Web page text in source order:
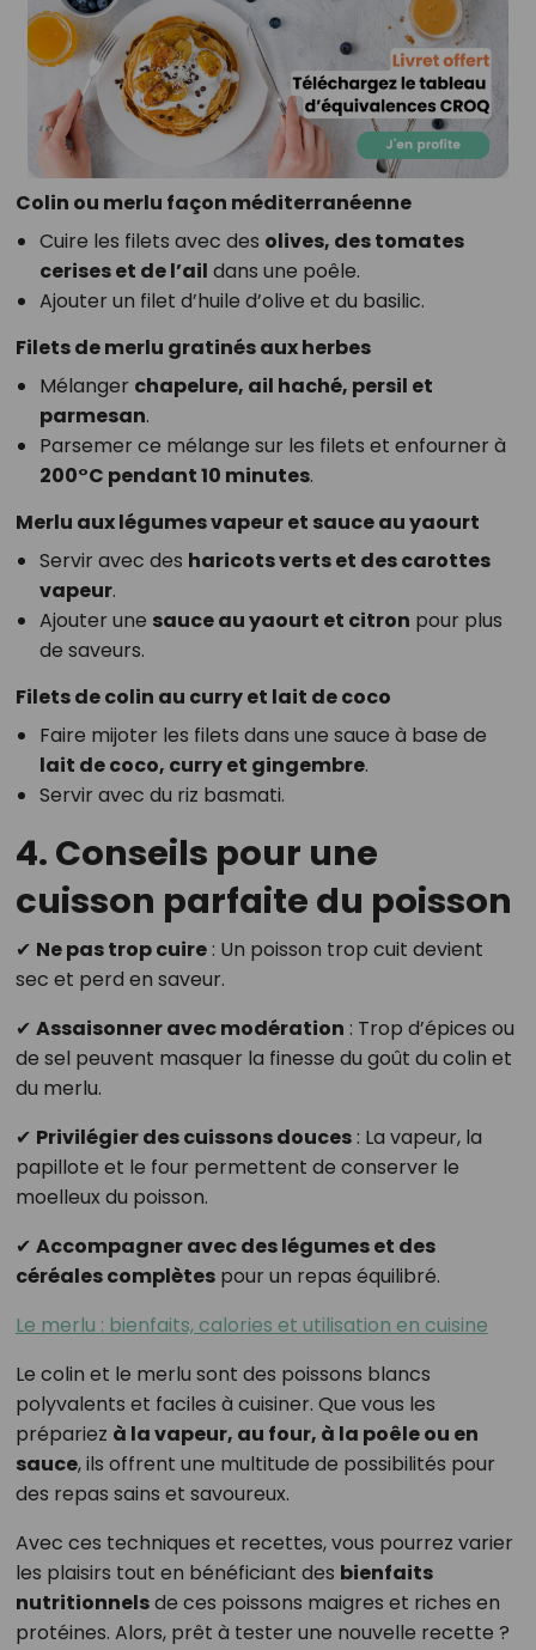
Colin ou merlu façon méditerranéenne
Cuire les filets avec des olives, des tomates
cerises et de l’ail dans une poêle.
Ajouter un filet d’huile d’olive et du basilic.
Filets de merlu gratinés aux herbes
Mélanger chapelure, ail haché, persil et
parmesan.
Parsemer ce mélange sur les filets et enfourner à
200°C pendant 10 minutes.
Merlu aux légumes vapeur et sauce au yaourt
Servir avec des haricots verts et des carottes
vapeur.
Ajouter une sauce au yaourt et citron pour plus
de saveurs.
Filets de colin au curry et lait de coco
Faire mijoter les filets dans une sauce à base de
lait de coco, curry et gingembre.
Servir avec du riz basmati.
4. Conseils pour une
cuisson parfaite du poisson
✔ Ne pas trop cuire: Un poisson trop cuit devient
sec et perd en saveur.
✔ Assaisonner avec modération : Trop d’épices ou
de sel peuvent masquer la finesse du goût du colin et
du merlu.
✔ Privilégier des cuissons douces: La vapeur, la
papillote et le four permettent de conserver le
moelleux du poisson.
✔ Accompagner avec des légumes et des
céréales complètespour un repas équilibré.
Le merlu : bienfaits, calories et utilisation en cuisine
Le colin et le merlu sont des poissons blancs
polyvalents et faciles à cuisiner. Que vous les
prépariez à la vapeur, au four, à la poêle ou en
sauce, ils offrent une multitude de possibilités pour
des repas sains et savoureux.
Avec ces techniques et recettes, vous pourrez varier
les plaisirs tout en bénéficiant des bienfaits
nutritionnelsde ces poissons maigres et riches en
protéines. Alors, prêt à tester une nouvelle recette ?